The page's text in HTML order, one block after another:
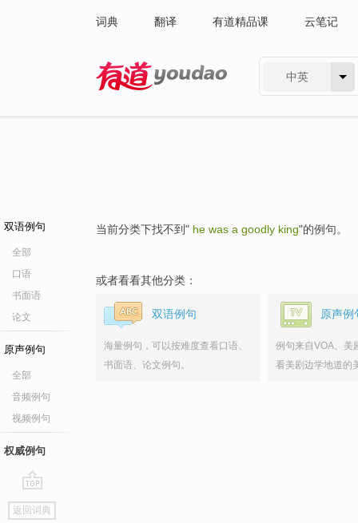
词典 翻译 有道精品课 云笔记
中英
双语例句
全部
口语
书面语
论文
原声例句
全部
音频例句
视频例句
权威例句
go
top
返回词典
当前分类下找不到" he was a goodly king"的例句。
或者看看其他分类：
双语例句
海量例句，可以按难度查看口语、
书面语、论文例句。
原声例
例句来自VOA、美
看美剧边学地道的